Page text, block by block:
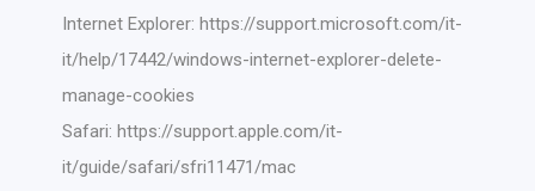
Internet Explorer:https://support.microsoft.com/it-
it/help/17442/windows-internet-explorer-delete-
manage-cookies
Safari:https://support.apple.com/it-
it/guide/safari/sfri11471/mac